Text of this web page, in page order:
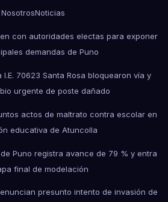
NosotrosNoticias
con autoridades electas para exponer
demandas de Puno
70623 Santa Rosa bloquearon vía y
urgente de poste dañado
actos de maltrato contra escolar en
educativa de Atuncolla
Puno registra avance de 79 % y entra
final de modelación
presunto intento de invasión de